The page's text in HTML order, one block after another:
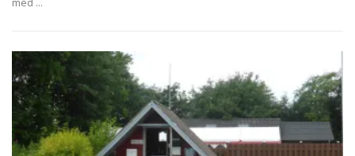
med …